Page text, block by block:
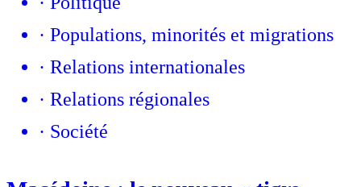
· Populations, minorités et migrations
· Relations internationales
· Relations régionales
· Société